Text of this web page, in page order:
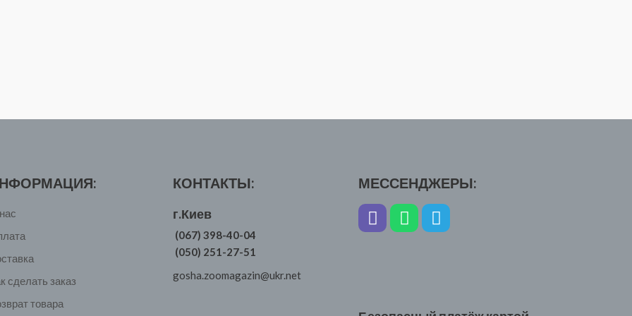
сделать заказ
товара
КОНТАКТЫ:
г.Киев
(067) 398-40-04
(050) 251-27-51
gosha.zoomagazin@ukr.net
МЕССЕНДЖЕРЫ: